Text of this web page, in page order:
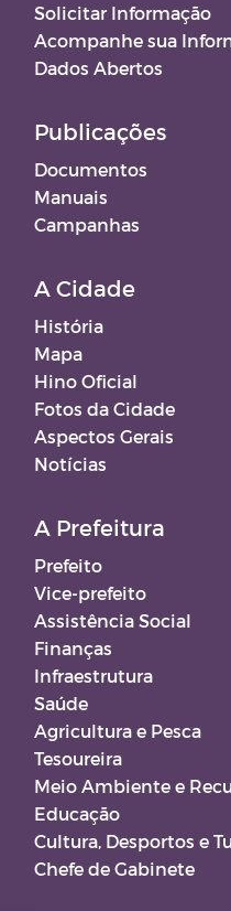
Solicitar Informação
Acompanhe sua
Dados Abertos
Publicações
Documentos
Manuais
Campanhas
A Cidade
História
Mapa
Hino Oficial
Fotos da Cidade
Aspectos Gerais
Notícias
A Prefeitura
Prefeito
Vice-prefeito
Assistência Social
Finanças
Infraestrutura
Saúde
Agricultura e Pesca
Tesoureira
Meio Ambiente e
Educação
Cultura, Desportos e
Chefe de Gabinete